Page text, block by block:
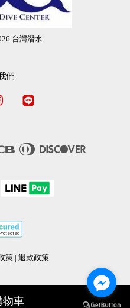
物車
台灣潛水
們
Instagram
JCB
Diners
策 | 退款政策